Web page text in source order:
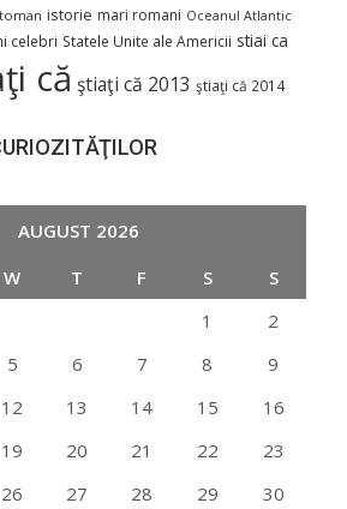
istorie mari romani Oceanul Atlantic
celebri Statele Unite ale Americii stiai ca
că ştiaţi că 2013 ştiaţi că 2014
AUGUST 2026
W T F S
S
1
2
5 6 7 8
9
12 13 14 15
16
19 20 21 22
23
26 27 28 29 30